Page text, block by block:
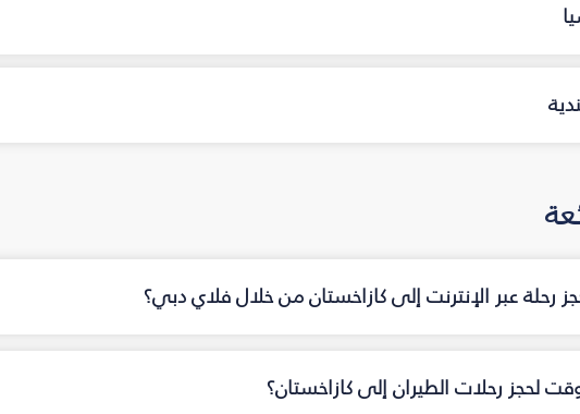
رحلة عبر الإنترنت إلى كازاخستان من خلال فلاي دبي؟
لحجز رحلات الطيران إلى كازاخستان؟